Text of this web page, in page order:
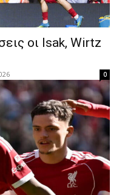
οι Isak, Wirtz
0